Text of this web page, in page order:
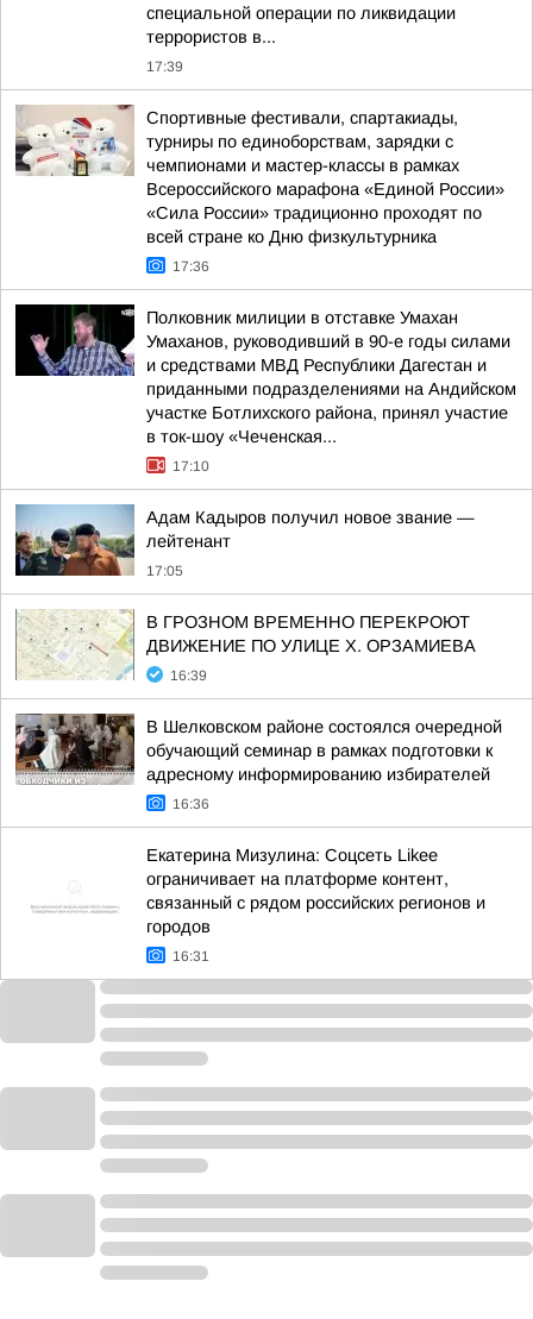
специальной операции по ликвидации
террористов в...
17:39
Спортивные фестивали, спартакиады,
турниры по единоборствам, зарядки с
чемпионами и мастер-классы в рамках
Всероссийского марафона «Единой России»
«Сила России» традиционно проходят по
всей стране ко Дню физкультурника
17:36
Полковник милиции в отставке Умахан
Умаханов, руководивший в 90-е годы силами
и средствами МВД Республики Дагестан и
приданными подразделениями на Андийском
участке Ботлихского района, принял участие
в ток-шоу «Чеченская...
17:10
Адам Кадыров получил новое звание —
лейтенант
17:05
В ГРОЗНОМ ВРЕМЕННО ПЕРЕКРОЮТ
ДВИЖЕНИЕ ПО УЛИЦЕ Х. ОРЗАМИЕВА
16:39
В Шелковском районе состоялся очередной
обучающий семинар в рамках подготовки к
адресному информированию избирателей
16:36
Екатерина Мизулина: Соцсеть Likee
ограничивает на платформе контент,
связанный с рядом российских регионов и
городов
16:31